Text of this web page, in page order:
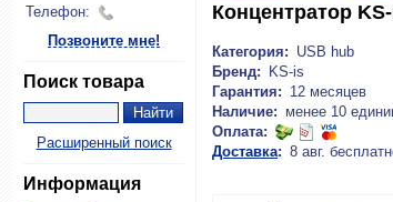
Телефон:
Позвоните мне!
Поиск товара
Расширенный поиск
Информация
Концентратор
Категория: USB hub
Бренд:
KS-is
Гарантия: 12 месяцев
Наличие: менее 10
Оплата:
Доставка: 8 авг.